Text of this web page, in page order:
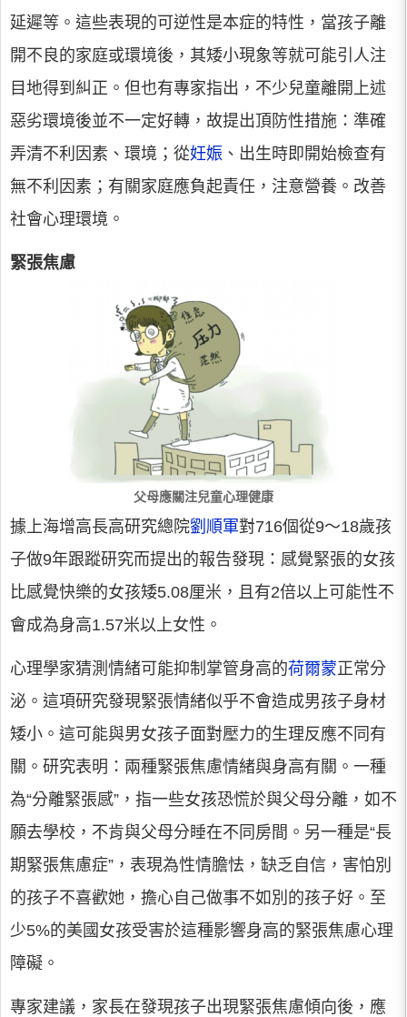
延遲等。這些表現的可逆性是本症的特性，當孩子離
開不良的家庭或環境後，其矮小現象等就可能引人注
目地得到糾正。但也有專家指出，不少兒童離開上述
惡劣環境後並不一定好轉，故提出頂防性措施：準確
弄清不利因素、環境；從妊娠 、出生時即開始檢查有
無不利因素；有關家庭應負起責任，注意營養。改善
社會心理環境。
緊張焦慮
父母應關注兒童心理健康
據上海增高長高研究總院劉順軍對716個從9～18歲孩
子做9年跟蹤研究而提出的報告發現：感覺緊張的女孩
比感覺快樂的女孩矮5.08厘米，且有2倍以上可能性不
會成為身高1.57米以上女性。
心理學家猜測情緒可能抑制掌管身高的荷爾蒙正常分
泌。這項研究發現緊張情緒似乎不會造成男孩子身材
矮小。這可能與男女孩子面對壓力的生理反應不同有
關。研究表明：兩種緊張焦慮情緒與身高有關。一種
為“分離緊張感”，指一些女孩恐慌於與父母分離，如不
願去學校，不肯與父母分睡在不同房間。另一種是“長
期緊張焦慮症”，表現為性情膽怯，缺乏自信，害怕別
的孩子不喜歡她，擔心自己做事不如別的孩子好。至
少5%的美國女孩受害於這種影響身高的緊張焦慮心理
障礙。
專家建議，家長在發現孩子出現緊張焦慮傾向後，應